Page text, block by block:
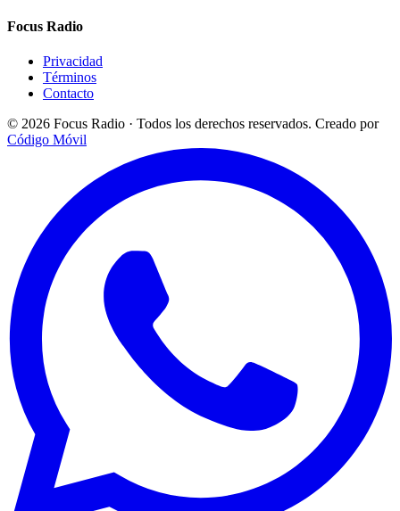
Focus Radio
Privacidad
Términos
Contacto
© 2026 Focus Radio · Todos los derechos reservados. Creado por
Código Móvil